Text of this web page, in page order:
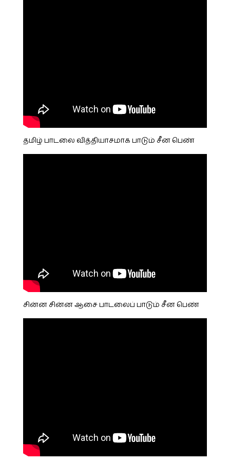
தமிழ் பாடலை வித்தியாசமாக பாடும் சீன பெண்
சின்ன சின்ன ஆசை பாடலைப் பாடும் சீன பெண்